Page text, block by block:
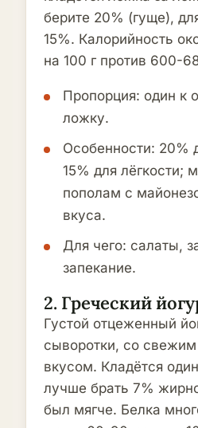
берите 20% (гуще),
15%. Калорийность
на 100 г против 600-
Пропорция: один к
ложку.
Особенности: 20%
15% для лёгкости;
пополам с
вкуса.
Для чего: салаты,
запекание.
2. Греческий
Густой отцеженный
сыворотки, со
вкусом. Кладётся
лучше брать 7%
был мягче. Белка